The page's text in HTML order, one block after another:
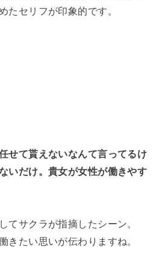
たセリフが印象的です。
せて貰えないなんて言ってるけ
いだけ。貴女が女性が働きやす
てサクラが指摘したシーン。
きたい思いが伝わりますね。